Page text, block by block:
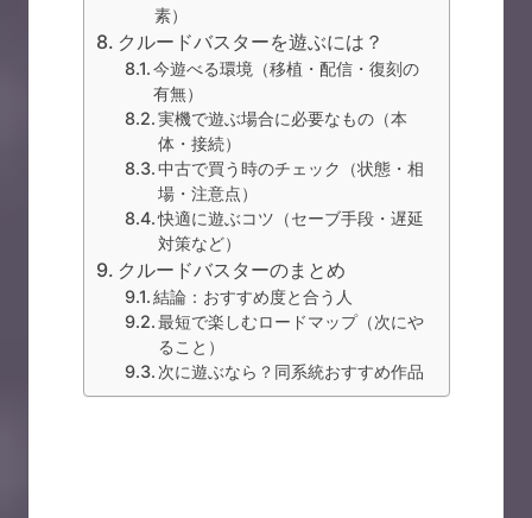
素）
クルードバスターを遊ぶには？
今遊べる環境（移植・配信・復刻の
有無）
実機で遊ぶ場合に必要なもの（本
体・接続）
中古で買う時のチェック（状態・相
場・注意点）
快適に遊ぶコツ（セーブ手段・遅延
対策など）
クルードバスターのまとめ
結論：おすすめ度と合う人
最短で楽しむロードマップ（次にや
ること）
次に遊ぶなら？同系統おすすめ作品